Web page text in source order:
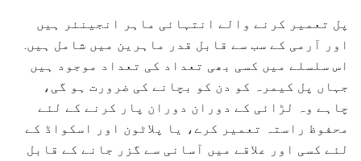
پل تعمیر کرنے والے انتہائی ماہر انجینئر ہیں
اور آرمی کے سب سے قابل قدر ماہرین میں شامل ہیں.
اس سلسلے میں کسی بھی تعداد کی تعداد موجود ہیں
جہاں پل کیمرہ کو دن کو بچانے کی ضرورت ہو گی،
چاہے وہ لڑائی کے دوران دوران پار کرنے کے لئے
محفوظ راستہ تعمیر کرے، یا پلاٹون اور اسکواڈ کے
لئے کسی اور علاقے میں آسانی سے گزر جانے کے قابل